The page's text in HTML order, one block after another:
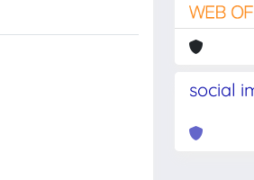
social